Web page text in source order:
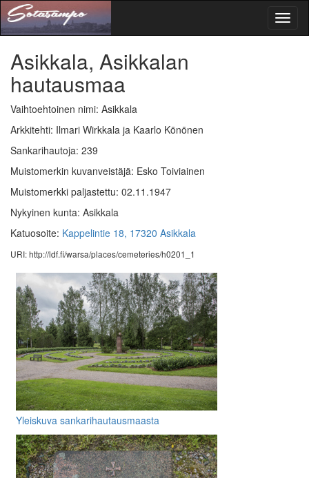
Asikkala, Asikkalan
hautausmaa
Vaihtoehtoinen nimi: Asikkala
Arkkitehti: Ilmari Wirkkala ja Kaarlo Könönen
Sankarihautoja: 239
Muistomerkin kuvanveistäjä: Esko Toiviainen
Muistomerkki paljastettu: 02.11.1947
Nykyinen kunta: Asikkala
Katuosoite: Kappelintie 18, 17320 Asikkala
URI: http://ldf.fi/warsa/places/cemeteries/h0201_1
Yleiskuva sankarihautausmaasta